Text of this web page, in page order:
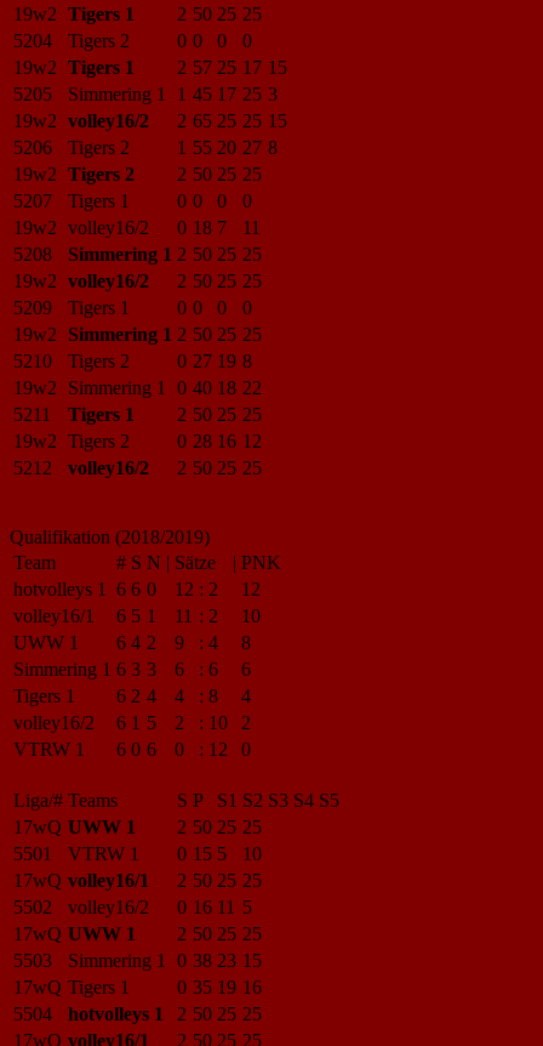
19w2 Tigers 1 2 50 25 25
5204
Tigers 2 0 0 0
0
19w2 Tigers 1 2 57 25 17 15
5205
Simmering 1 1 45 17 25 3
19w2 volley16/2 2 65 25 25 15
5206
Tigers 2 1 55 20 27 8
19w2 Tigers 2 2 50 25 25
5207
Tigers 1 0 0 0
0
19w2 volley16/2 0 18 7
11
5208
Simmering 1 2 50 25 25
19w2 volley16/2 2 50 25 25
5209
Tigers 1 0 0 0
0
19w2
Simmering 1 2 50 25 25
5210
Tigers 2 0 27 19 8
19w2
Simmering 1 0 40 18 22
5211
Tigers 1 2 50 25 25
19w2 Tigers 2 0 28 16 12
5212
volley16/2 2 50 25 25
Qualifikation (2018/2019)
Team
# S N | Sätze | PNK
hotvolleys 1
6 6 0 12 : 2
12
volley16/1
6 5 1 11 : 2
10
UWW 1
6 4 2 9 : 4
8
Simmering 1 6 3 3 6 : 6
6
Tigers 1
6 2 4 4 : 8
4
volley16/2
6 1 5 2 : 10
2
VTRW 1
6 0 6 0 : 12 0
Liga/# Teams S P S1 S2 S3 S4 S5
17wQ UWW 1 2 50 25 25
5501
VTRW 1 0 15 5
10
17wQ volley16/1 2 50 25 25
5502
volley16/2 0 16 11 5
17wQ UWW 1 2 50 25 25
5503
Simmering 1 0 38 23 15
17wQ Tigers 1 0 35 19 16
5504
hotvolleys 1 2 50 25 25
17wQ volley16/1 2 50 25 25